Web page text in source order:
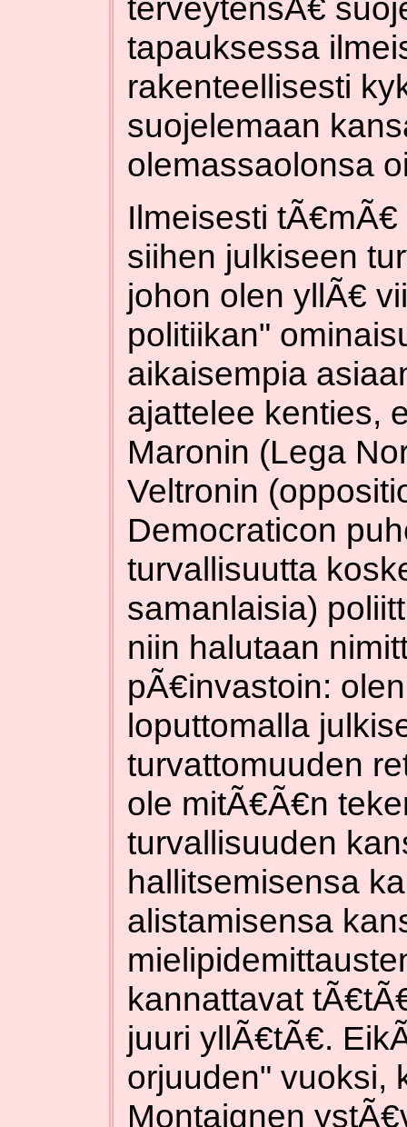
terveytensÃ€
tapauksessa
rakenteellisesti
suojelemaan
olemassaolonsa
Ilmeisesti
siihen julkiseen
johon olen yllÃ€
politiikan"
aikaisempia
ajattelee kenties,
Maronin (Lega
Veltronin
Democraticon
turvallisuutta
samanlaisia)
niin halutaan
pÃ€invastoin:
loputtomalla
turvattomuuden
ole mitÃ€Ã€n
turvallisuuden
hallitsemisensa
alistamisensa
kannattavat
juuri yllÃ€tÃ€.
orjuuden" vuoksi,
Montaignen